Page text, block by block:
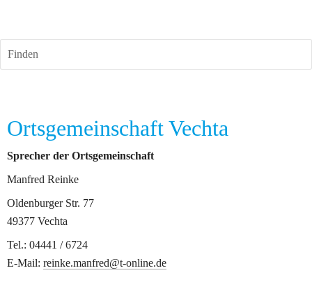
Finden
Ortsgemeinschaft Vechta
Sprecher der Ortsgemeinschaft
Manfred Reinke
Oldenburger Str. 77
49377 Vechta
Tel.: 04441 / 6724
E-Mail: reinke.manfred@t-online.de